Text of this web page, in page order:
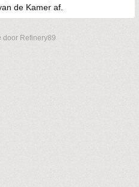
de Kamer af.
door Refinery89